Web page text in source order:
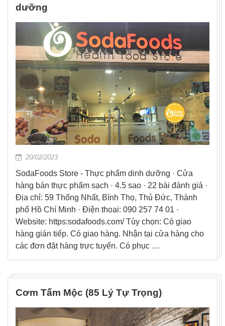
dưỡng
20/02/2023
SodaFoods Store - Thực phẩm dinh dưỡng · Cửa
hàng bán thực phẩm sạch · 4.5 sao · 22 bài đánh giá ·
Địa chỉ: 59 Thống Nhất, Bình Thọ, Thủ Đức, Thành
phố Hồ Chí Minh · Điện thoại: 090 257 74 01 ·
Website: https:sodafoods.com/ Tùy chọn: Có giao
hàng gián tiếp. Có giao hàng. Nhận tại cửa hàng cho
các đơn đặt hàng trực tuyến. Có phục …
Cơm Tấm Mộc (85 Lý Tự Trọng)